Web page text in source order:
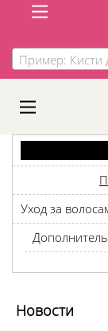
Пример: Кисти
A
C
D
Уход за
Новости